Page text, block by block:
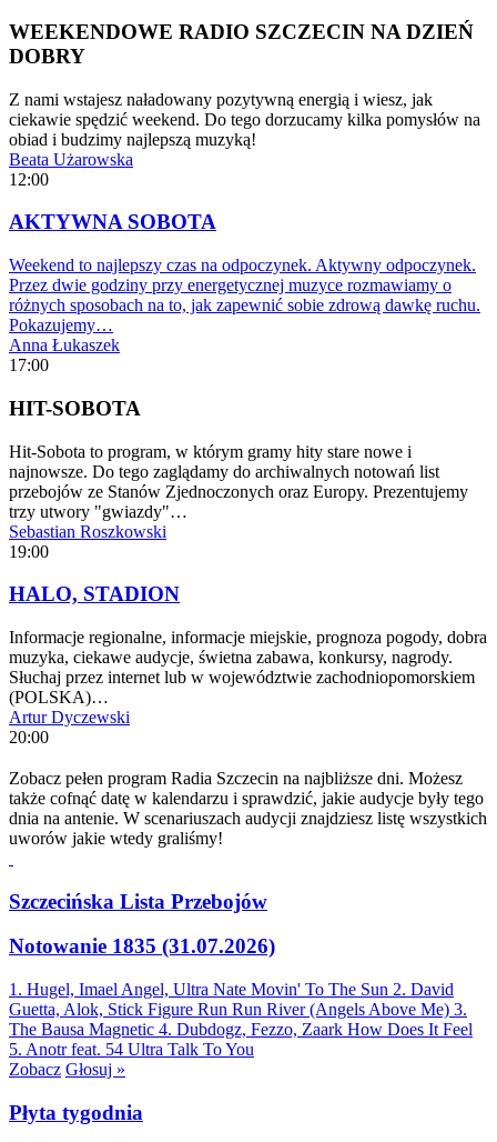
WEEKENDOWE RADIO SZCZECIN NA DZIEŃ
DOBRY
Z nami wstajesz naładowany pozytywną energią i wiesz, jak
ciekawie spędzić weekend. Do tego dorzucamy kilka pomysłów na
obiad i budzimy najlepszą muzyką!
Beata Użarowska
12:00
AKTYWNA SOBOTA
Weekend to najlepszy czas na odpoczynek. Aktywny odpoczynek.
Przez dwie godziny przy energetycznej muzyce rozmawiamy o
różnych sposobach na to, jak zapewnić sobie zdrową dawkę ruchu.
Pokazujemy…
Anna Łukaszek
17:00
HIT-SOBOTA
Hit-Sobota to program, w którym gramy hity stare nowe i
najnowsze. Do tego zaglądamy do archiwalnych notowań list
przebojów ze Stanów Zjednoczonych oraz Europy. Prezentujemy
trzy utwory "gwiazdy"…
Sebastian Roszkowski
19:00
HALO, STADION
Informacje regionalne, informacje miejskie, prognoza pogody, dobra
muzyka, ciekawe audycje, świetna zabawa, konkursy, nagrody.
Słuchaj przez internet lub w województwie zachodniopomorskiem
(POLSKA)…
Artur Dyczewski
20:00
Zobacz pełen program Radia Szczecin na najbliższe dni. Możesz
także cofnąć datę w kalendarzu i sprawdzić, jakie audycje były tego
dnia na antenie. W scenariuszach audycji znajdziesz listę wszystkich
uworów jakie wtedy graliśmy!
Szczecińska Lista Przebojów
Notowanie 1835 (31.07.2026)
1. Hugel, Imael Angel, Ultra Nate Movin' To The Sun 2. David
Guetta, Alok, Stick Figure Run Run River (Angels Above Me) 3.
The Bausa Magnetic 4. Dubdogz, Fezzo, Zaark How Does It Feel
5. Anotr feat. 54 Ultra Talk To You
Zobacz Głosuj »
Płyta tygodnia